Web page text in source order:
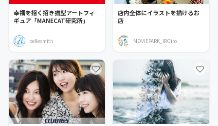
幸福を招く招き猫型アートフィ
ギュア「MANECAT研究所」
bellesmith
店内全体にイラストを描けるお
店
MOVIEPARK_IROiro